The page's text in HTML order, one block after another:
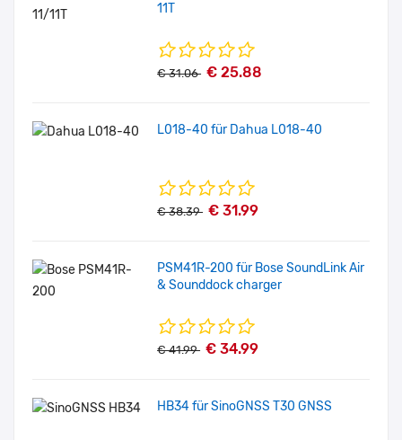
11T
€ 31.06 € 25.88
L018-40 für Dahua L018-40
€ 38.39 € 31.99
PSM41R-200 für Bose SoundLink Air
& Sounddock charger
€ 41.99 € 34.99
HB34 für SinoGNSS T30 GNSS